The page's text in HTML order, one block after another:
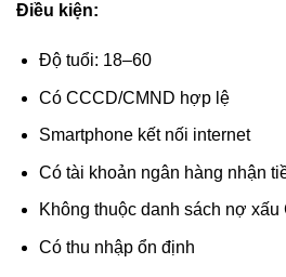
Điều kiện:
Độ tuổi: 18–60
Có CCCD/CMND hợp lệ
Smartphone kết nối internet
Có tài khoản ngân hàng nhận
Không thuộc danh sách nợ xấu
Có thu nhập ổn định